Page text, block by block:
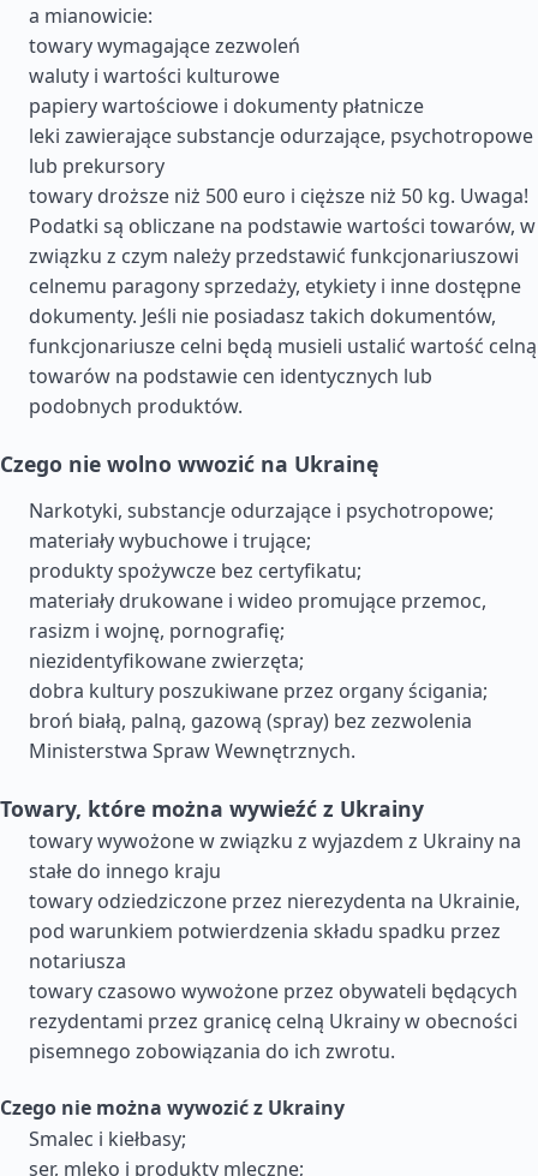
a mianowicie:
towary wymagające zezwoleń
waluty i wartości kulturowe
papiery wartościowe i dokumenty płatnicze
leki zawierające substancje odurzające, psychotropowe
lub prekursory
towary droższe niż 500 euro i cięższe niż 50 kg. Uwaga!
Podatki są obliczane na podstawie wartości towarów, w
związku z czym należy przedstawić funkcjonariuszowi
celnemu paragony sprzedaży, etykiety i inne dostępne
dokumenty. Jeśli nie posiadasz takich dokumentów,
funkcjonariusze celni będą musieli ustalić wartość celną
towarów na podstawie cen identycznych lub
podobnych produktów.
Czego nie wolno wwozić na Ukrainę
Narkotyki, substancje odurzające i psychotropowe;
materiały wybuchowe i trujące;
produkty spożywcze bez certyfikatu;
materiały drukowane i wideo promujące przemoc,
rasizm i wojnę, pornografię;
niezidentyfikowane zwierzęta;
dobra kultury poszukiwane przez organy ścigania;
broń białą, palną, gazową (spray) bez zezwolenia
Ministerstwa Spraw Wewnętrznych.
Towary, które można wywieźć z Ukrainy
towary wywożone w związku z wyjazdem z Ukrainy na
stałe do innego kraju
towary odziedziczone przez nierezydenta na Ukrainie,
pod warunkiem potwierdzenia składu spadku przez
notariusza
towary czasowo wywożone przez obywateli będących
rezydentami przez granicę celną Ukrainy w obecności
pisemnego zobowiązania do ich zwrotu.
Czego nie można wywozić z Ukrainy
Smalec i kiełbasy;
ser, mleko i produkty mleczne;